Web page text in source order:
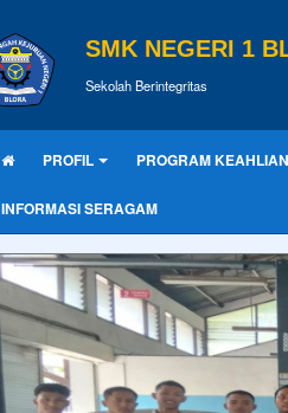
SMK NEGERI 1
Sekolah Berintegritas
PROFIL PROGRAM KEAHLIAN
INFORMASI SERAGAM